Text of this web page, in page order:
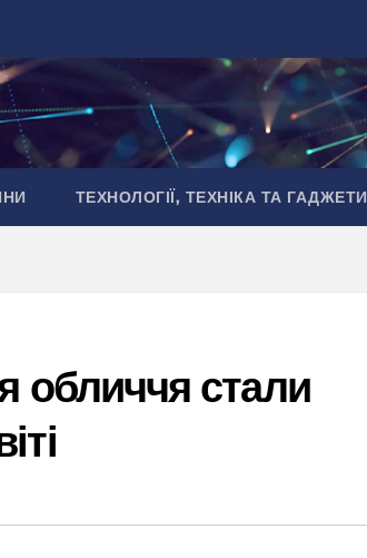
ТЕХНОЛОГІЇ, ТЕХНІКА ТА ГАДЖЕТИ
обличчя стали